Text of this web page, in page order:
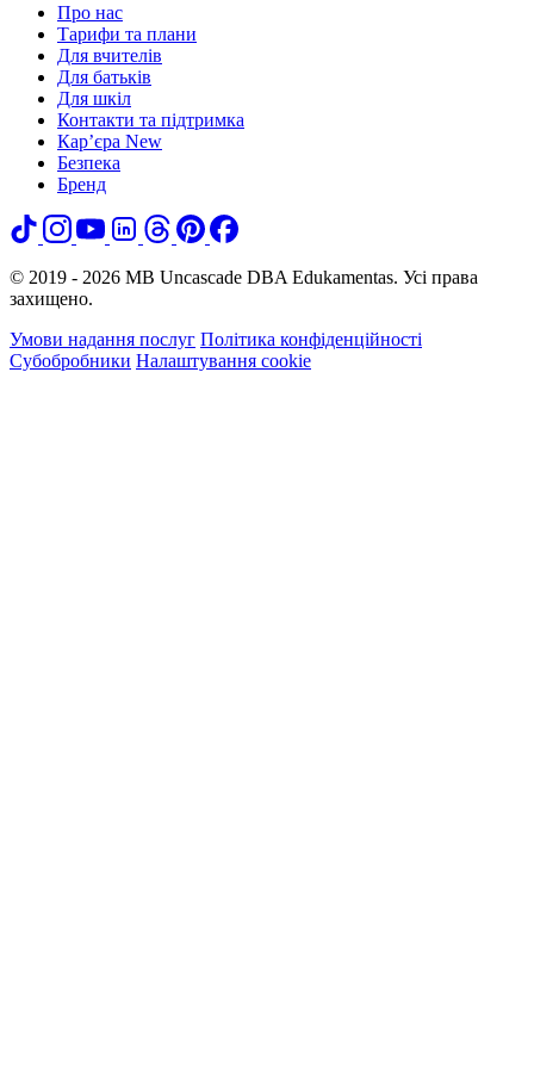
Про нас
Тарифи та плани
Для вчителів
Для батьків
Для шкіл
Контакти та підтримка
Кар’єра New
Безпека
Бренд
© 2019 - 2026 MB Uncascade DBA Edukamentas. Усі права
захищено.
Умови надання послуг Політика конфіденційності
Субобробники Налаштування cookie